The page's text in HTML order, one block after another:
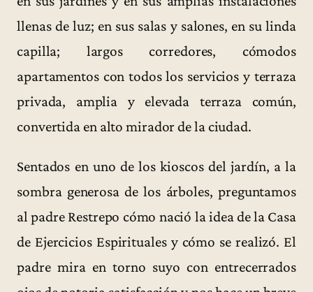
llenas de luz; en sus salas y salones, en su linda
capilla; largos corredores, cómodos
apartamentos con todos los servicios y terraza
privada, amplia y elevada terraza común,
convertida en alto mirador de la ciudad.
Sentados en uno de los kioscos del jardín, a la
sombra generosa de los árboles, preguntamos
al padre Restrepo cómo nació la idea de la Casa
de Ejercicios Espirituales y cómo se realizó. El
padre mira en torno suyo con entrecerrados